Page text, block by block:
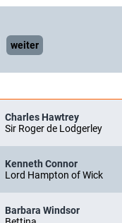
nach England kam
1971)
weiter
Charles Hawtrey
Sir Roger de Lodgerley
Kenneth Connor
Lord Hampton of Wick
Barbara Windsor